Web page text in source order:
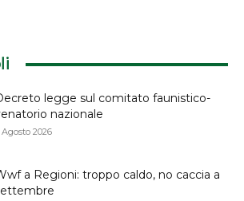
legge sul comitato faunistico-
nazionale
Agosto 2026
a Regioni: troppo caldo, no caccia a